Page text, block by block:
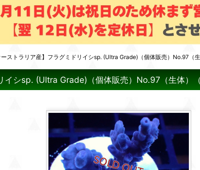
ーストラリア産】フラグミドリイシsp. (Ultra Grade)（個体販売）No.97（生
イシsp. (Ultra Grade)（個体販売）No.97（生体）（